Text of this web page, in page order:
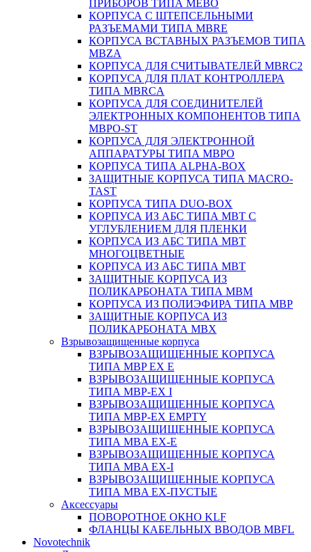
ПРИБОРОВ ТИПА MEBO
КОРПУСА С ШТЕПСЕЛЬНЫМИ
РАЗЪЕМАМИ ТИПА MBRE
КОРПУСА ВСТАВНЫХ РАЗЪЕМОВ ТИПА
MBZA
КОРПУСА ДЛЯ СЧИТЫВАТЕЛЕЙ MBRC2
КОРПУСА ДЛЯ ПЛАТ КОНТРОЛЛЕРА
ТИПА MBRCA
КОРПУСА ДЛЯ СОЕДИНИТЕЛЕЙ
ЭЛЕКТРОННЫХ КОМПОНЕНТОВ ТИПА
MBPO-ST
КОРПУСА ДЛЯ ЭЛЕКТРОННОЙ
АППАРАТУРЫ ТИПА MBPO
КОРПУСА ТИПА ALPHA-BOX
ЗАЩИТНЫЕ КОРПУСА ТИПА MACRO-
TAST
КОРПУСА ТИПА DUO-BOX
КОРПУСА ИЗ АБС ТИПА MBT С
УГЛУБЛЕНИЕМ ДЛЯ ПЛЕНКИ
КОРПУСА ИЗ АБС ТИПА MBT
МНОГОЦВЕТНЫЕ
КОРПУСА ИЗ АБС ТИПА MBT
ЗАЩИТНЫЕ КОРПУСА ИЗ
ПОЛИКАРБОНАТА ТИПА MBM
КОРПУСА ИЗ ПОЛИЭФИРА ТИПА MBP
ЗАЩИТНЫЕ КОРПУСА ИЗ
ПОЛИКАРБОНАТА MBX
Взрывозащищенные корпуса
ВЗРЫВОЗАЩИЩЕННЫЕ КОРПУСА
ТИПА MBP EX E
ВЗРЫВОЗАЩИЩЕННЫЕ КОРПУСА
ТИПА MBP-EX I
ВЗРЫВОЗАЩИЩЕННЫЕ КОРПУСА
ТИПА MBP-EX EMPTY
ВЗРЫВОЗАЩИЩЕННЫЕ КОРПУСА
ТИПА MBA EX-E
ВЗРЫВОЗАЩИЩЕННЫЕ КОРПУСА
ТИПА MBA EX-I
ВЗРЫВОЗАЩИЩЕННЫЕ КОРПУСА
ТИПА MBA EX-ПУСТЫЕ
Аксессуары
ПОВОРОТНОЕ ОКНО KLF
ФЛАНЦЫ КАБЕЛЬНЫХ ВВОДОВ MBFL
Novotechnik